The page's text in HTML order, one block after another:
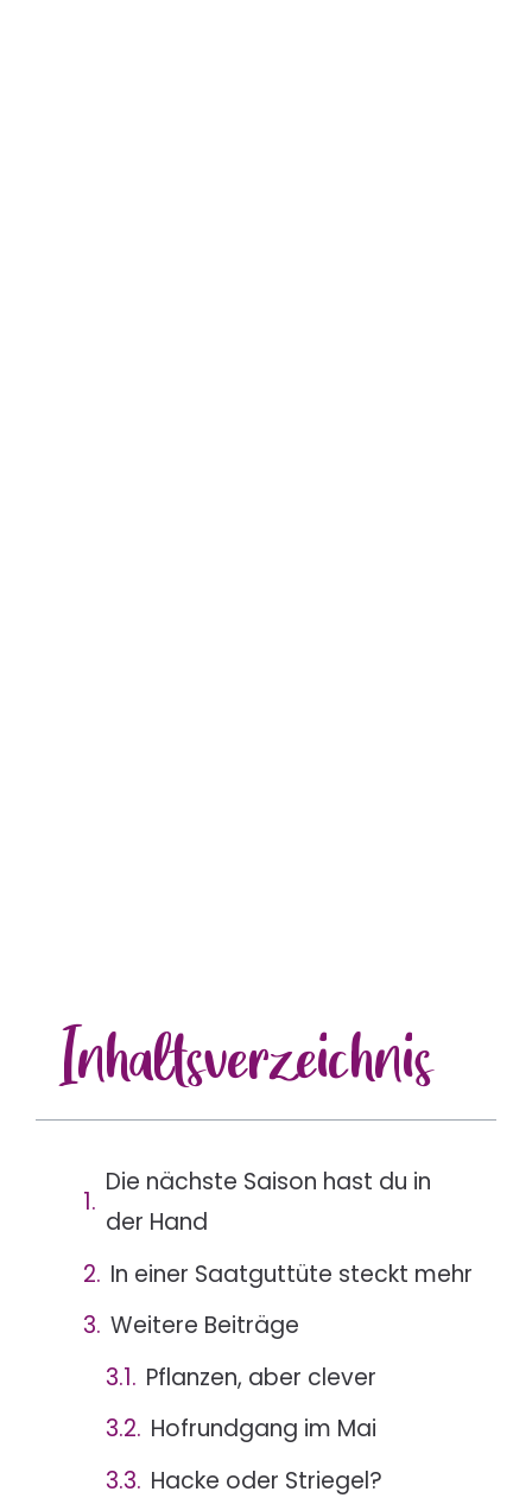
Inhaltsverzeichnis
Die nächste Saison hast du in
der Hand
In einer Saatguttüte steckt mehr
Weitere Beiträge
Pflanzen, aber clever
Hofrundgang im Mai
Hacke oder Striegel?